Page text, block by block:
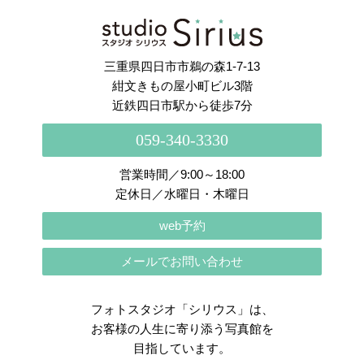
Instagram でフォロー
三重県四日市市鵜の森1-7-13
紺文きもの屋小町ビル3階
近鉄四日市駅から徒歩7分
059-340-3330
営業時間／9:00～18:00
定休日／水曜日・木曜日
web予約
メールでお問い合わせ
フォトスタジオ「シリウス」は、
お客様の人生に寄り添う写真館を
目指しています。